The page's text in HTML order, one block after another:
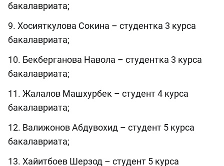
бакалавриата;
9. Хосияткулова Сокина – студентка 3 курса
бакалавриата;
10. Бекберганова Навола – студентка 3 курса
бакалавриата;
11. Жалалов Машхурбек – студент 4 курса
бакалавриата;
12. Валижонов Абдувохид – студент 5 курса
бакалавриата;
13. Хайитбоев Шерзод – студент 5 курса